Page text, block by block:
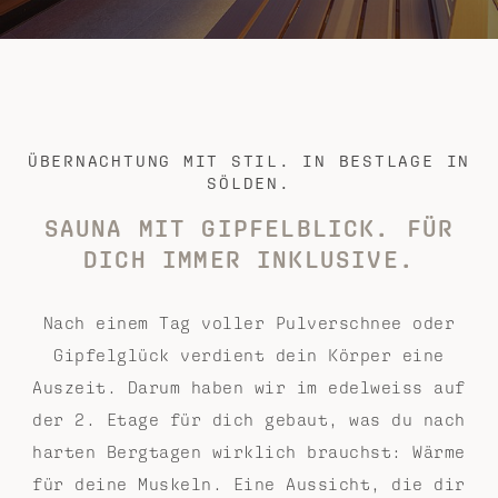
ÜBERNACHTUNG MIT STIL. IN BESTLAGE IN
SÖLDEN.
SAUNA MIT GIPFELBLICK. FÜR
DICH IMMER INKLUSIVE.
Nach einem Tag voller Pulverschnee oder
Gipfelglück verdient dein Körper eine
Auszeit. Darum haben wir im edelweiss auf
der 2. Etage für dich gebaut, was du nach
harten Bergtagen wirklich brauchst: Wärme
für deine Muskeln. Eine Aussicht, die dir